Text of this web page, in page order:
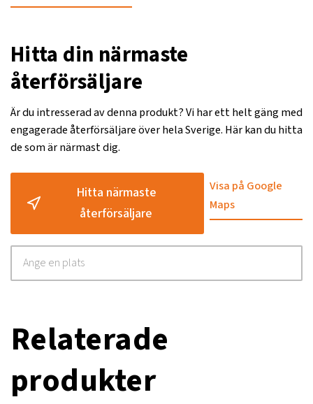
Hitta din närmaste
återförsäljare
Är du intresserad av denna produkt? Vi har ett helt gäng med
engagerade återförsäljare över hela Sverige. Här kan du hitta
de som är närmast dig.
Hitta närmaste
återförsäljare
Visa på Google
Maps
Relaterade
produkter